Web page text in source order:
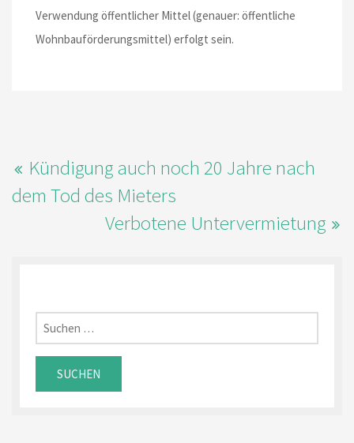
Verwendung öffentlicher Mittel (genauer: öffentliche
Wohnbauförderungsmittel) erfolgt sein.
Kündigung auch noch 20 Jahre nach
dem Tod des Mieters
Verbotene Untervermietung
Suchen
nach: